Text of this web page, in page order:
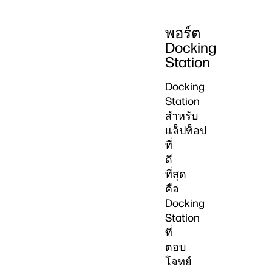
พอร์ต
Docking
Station
Docking
Station
สำหรับ
แล็ปท็อป
ที่
ดี
ที่สุด
คือ
Docking
Station
ที่
ตอบ
โจทย์